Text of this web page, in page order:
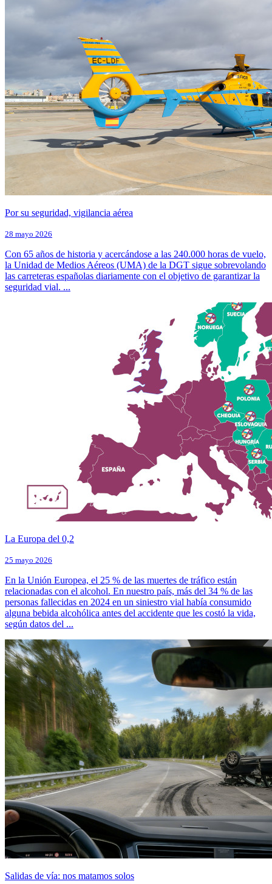
Por su seguridad, vigilancia aérea
28 mayo 2026
Con 65 años de historia y acercándose a las 240.000 horas de vuelo,
la Unidad de Medios Aéreos (UMA) de la DGT sigue sobrevolando
las carreteras españolas diariamente con el objetivo de garantizar la
seguridad vial. ...
La Europa del 0,2
25 mayo 2026
En la Unión Europea, el 25 % de las muertes de tráfico están
relacionadas con el alcohol. En nuestro país, más del 34 % de las
personas fallecidas en 2024 en un siniestro vial había consumido
alguna bebida alcohólica antes del accidente que les costó la vida,
según datos del ...
Salidas de vía: nos matamos solos